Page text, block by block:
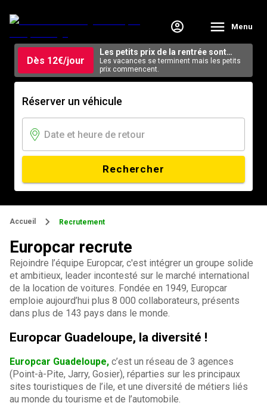
Menu
Dès 12€/jour
Les petits prix de la rentrée sont
arrivés.
Les vacances se terminent mais les petits
prix commencent.
Réserver un véhicule
Rechercher
Accueil Recrutement
Europcar recrute
Rejoindre l’équipe Europcar, c'est intégrer un groupe solide
et ambitieux, leader incontesté sur le marché international
de la location de voitures. Fondée en 1949, Europcar
emploie aujourd’hui plus 8 000 collaborateurs, présents
dans plus de 143 pays dans le monde.
Europcar Guadeloupe, la diversité !
Europcar Guadeloupe, c’est un réseau de 3 agences
(Point-à-Pite, Jarry, Gosier), réparties sur les principaux
sites touristiques de l’ile, et une diversité de métiers liés
au monde du tourisme et de l’automobile.